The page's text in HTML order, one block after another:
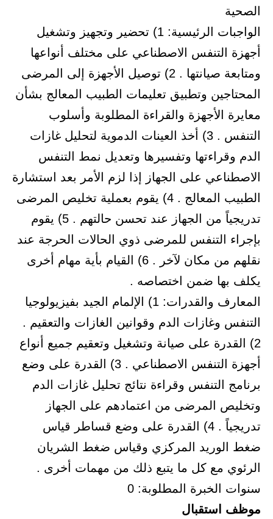
الصحية
الواجبات الرئيسية: 1) تحضير وتجهيز وتشغيل
أجهزة التنفس الاصطناعي على مختلف أنواعها
ومتابعة صيانتها . 2) توصيل الأجهزة إلى المرضى
المحتاجين وتطبيق تعليمات الطبيب المعالج بشأن
معايرة الأجهزة والقراءة المطلوبة وأسلوب
التنفس . 3) أخذ العينات الدموية لتحليل غازات
الدم وقراءتها وتفسيرها وتعديل نمط التنفس
الاصطناعي على الجهاز إذا لزم الأمر بعد استشارة
الطبيب المعالج . 4) يقوم بعملية تخليص المرضى
تدريجياً من الجهاز عند تحسن حالتهم . 5) يقوم
بإجراء التنفس للمرضى ذوي الحالات الحرجة عند
نقلهم من مكان لآخر . 6) القيام بأية مهام أخرى
يكلف بها ضمن اختصاصه .
المعارف والقدرات: 1) الإلمام الجيد بفيزيولوجيا
التنفس وغازات الدم وقوانين الغازات والتعقيم .
2) القدرة على صيانة وتشغيل وتعقيم جميع أنواع
أجهزة التنفس الاصطناعي . 3) القدرة على وضع
برنامج التنفس وقراءة نتائج تحليل غازات الدم
وتخليص المرضى من اعتمادهم على الجهاز
تدريجياً . 4) القدرة على وضع قساطر قياس
ضغط الوريد المركزي وقياس ضغط الشريان
الرئوي مع كل ما يتبع ذلك من مهمات أخرى .
سنوات الخبرة المطلوبة: 0
موظف استقبال